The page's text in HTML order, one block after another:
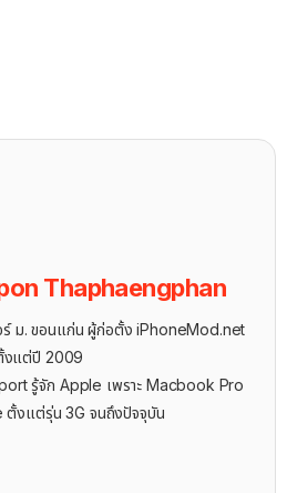
Thaphaengphan
ร์ ม. ขอนแก่น ผู้ก่อตั้ง iPhoneMod.net
งแต่ปี 2009
รู้จัก ​Apple เพราะ Macbook Pro
ตั้งแต่รุ่น 3G จนถึงปัจจุบัน